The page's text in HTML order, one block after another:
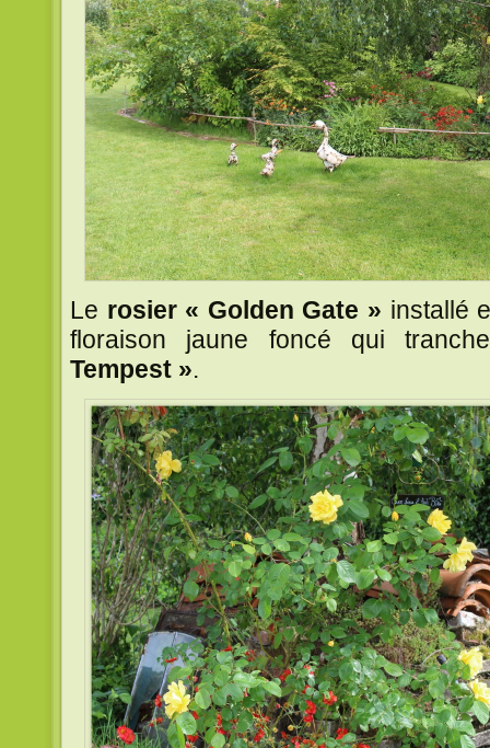
Le rosier « Golden Gate » installé
floraison jaune foncé qui
Tempest ».